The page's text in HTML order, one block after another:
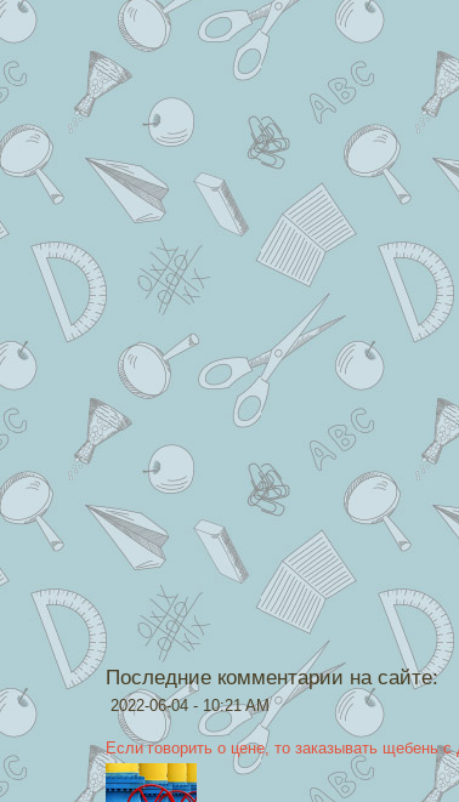
Последние комментарии на сайте:
2022-06-04 - 10:21 AM
Если говорить о цене, то заказывать щебень